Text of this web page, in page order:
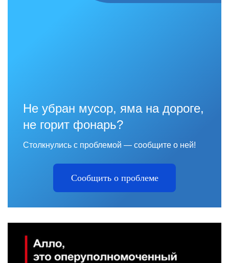
Не убран мусор, яма на дороге,
не горит фонарь?
Столкнулись с проблемой — сообщите о ней!
Сообщить о проблеме